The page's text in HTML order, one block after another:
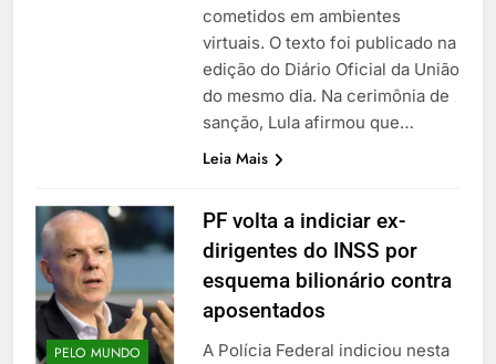
cometidos em ambientes
virtuais. O texto foi publicado na
edição do Diário Oficial da União
do mesmo dia. Na cerimônia de
sanção, Lula afirmou que…
Leia Mais
PELO MUNDO
PF volta a indiciar ex-
dirigentes do INSS por
esquema bilionário contra
aposentados
A Polícia Federal indiciou nesta